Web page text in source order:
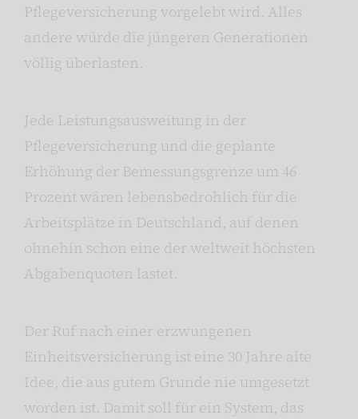
Pflegeversicherung vorgelebt wird. Alles
andere würde die jüngeren Generationen
völlig überlasten.
Jede Leistungsausweitung in der
Pflegeversicherung und die geplante
Erhöhung der Bemessungsgrenze um 46
Prozent wären lebensbedrohlich für die
Arbeitsplätze in Deutschland, auf denen
ohnehin schon eine der weltweit höchsten
Abgabenquoten lastet.
Der Ruf nach einer erzwungenen
Einheitsversicherung ist eine 30 Jahre alte
Idee, die aus gutem Grunde nie umgesetzt
worden ist. Damit soll für ein System, das